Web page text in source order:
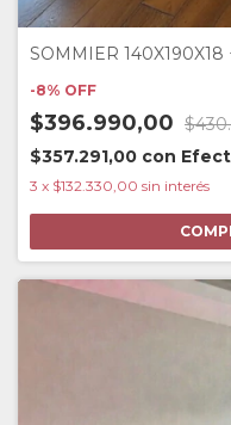
SOMMIER 140X190X18
-8% OFF
$396.990,00
$357.291,00 con
3 x $132.330,00 sin interés